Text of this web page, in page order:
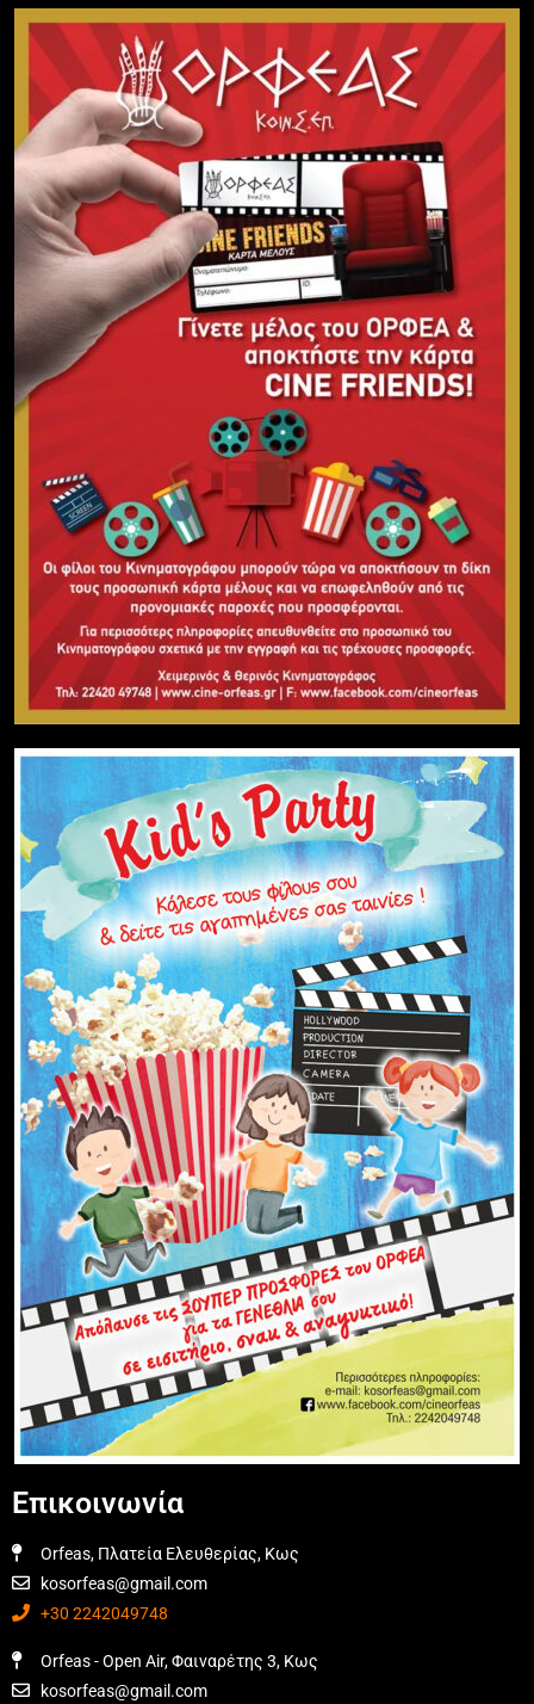
Επικοινωνία
Orfeas, Πλατεία Ελευθερίας, Κως
kosorfeas@gmail.com
+30 2242049748
Orfeas - Open Air, Φαιναρέτης 3, Κως
kosorfeas@gmail.com